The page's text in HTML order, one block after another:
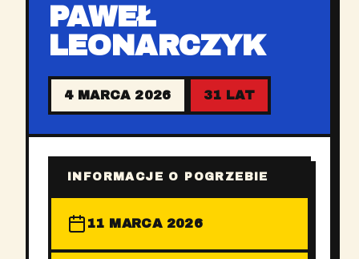
PAWEŁ
LEONARCZYK
4 MARCA 2026 31 LAT
INFORMACJE O POGRZEBIE
11 MARCA 2026